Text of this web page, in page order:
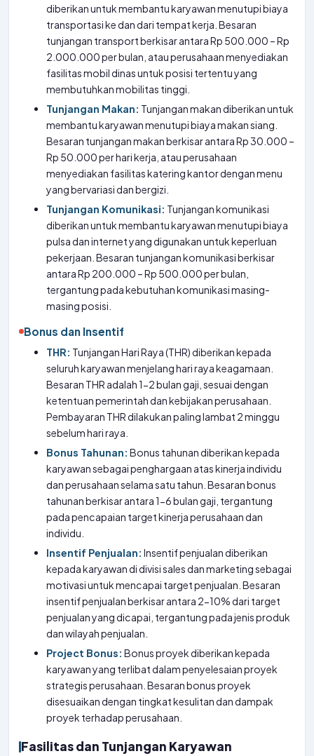
diberikan untuk membantu karyawan menutupi biaya
transportasi ke dan dari tempat kerja. Besaran
tunjangan transport berkisar antara Rp 500.000 – Rp
2.000.000 per bulan, atau perusahaan menyediakan
fasilitas mobil dinas untuk posisi tertentu yang
membutuhkan mobilitas tinggi.
Tunjangan Makan: Tunjangan makan diberikan untuk
membantu karyawan menutupi biaya makan siang.
Besaran tunjangan makan berkisar antara Rp 30.000 –
Rp 50.000 per hari kerja, atau perusahaan
menyediakan fasilitas katering kantor dengan menu
yang bervariasi dan bergizi.
Tunjangan Komunikasi: Tunjangan komunikasi
diberikan untuk membantu karyawan menutupi biaya
pulsa dan internet yang digunakan untuk keperluan
pekerjaan. Besaran tunjangan komunikasi berkisar
antara Rp 200.000 – Rp 500.000 per bulan,
tergantung pada kebutuhan komunikasi masing-
masing posisi.
Bonus dan Insentif
THR: Tunjangan Hari Raya (THR) diberikan kepada
seluruh karyawan menjelang hari raya keagamaan.
Besaran THR adalah 1-2 bulan gaji, sesuai dengan
ketentuan pemerintah dan kebijakan perusahaan.
Pembayaran THR dilakukan paling lambat 2 minggu
sebelum hari raya.
Bonus Tahunan: Bonus tahunan diberikan kepada
karyawan sebagai penghargaan atas kinerja individu
dan perusahaan selama satu tahun. Besaran bonus
tahunan berkisar antara 1-6 bulan gaji, tergantung
pada pencapaian target kinerja perusahaan dan
individu.
Insentif Penjualan: Insentif penjualan diberikan
kepada karyawan di divisi sales dan marketing sebagai
motivasi untuk mencapai target penjualan. Besaran
insentif penjualan berkisar antara 2-10% dari target
penjualan yang dicapai, tergantung pada jenis produk
dan wilayah penjualan.
Project Bonus: Bonus proyek diberikan kepada
karyawan yang terlibat dalam penyelesaian proyek
strategis perusahaan. Besaran bonus proyek
disesuaikan dengan tingkat kesulitan dan dampak
proyek terhadap perusahaan.
Fasilitas dan Tunjangan Karyawan